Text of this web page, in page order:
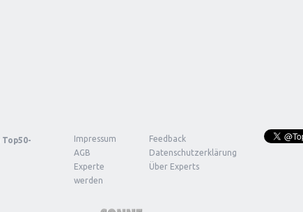
Top50-
Impressum
Feedback
AGB
Datenschutzerklärung
Experte
werden
Über Experts